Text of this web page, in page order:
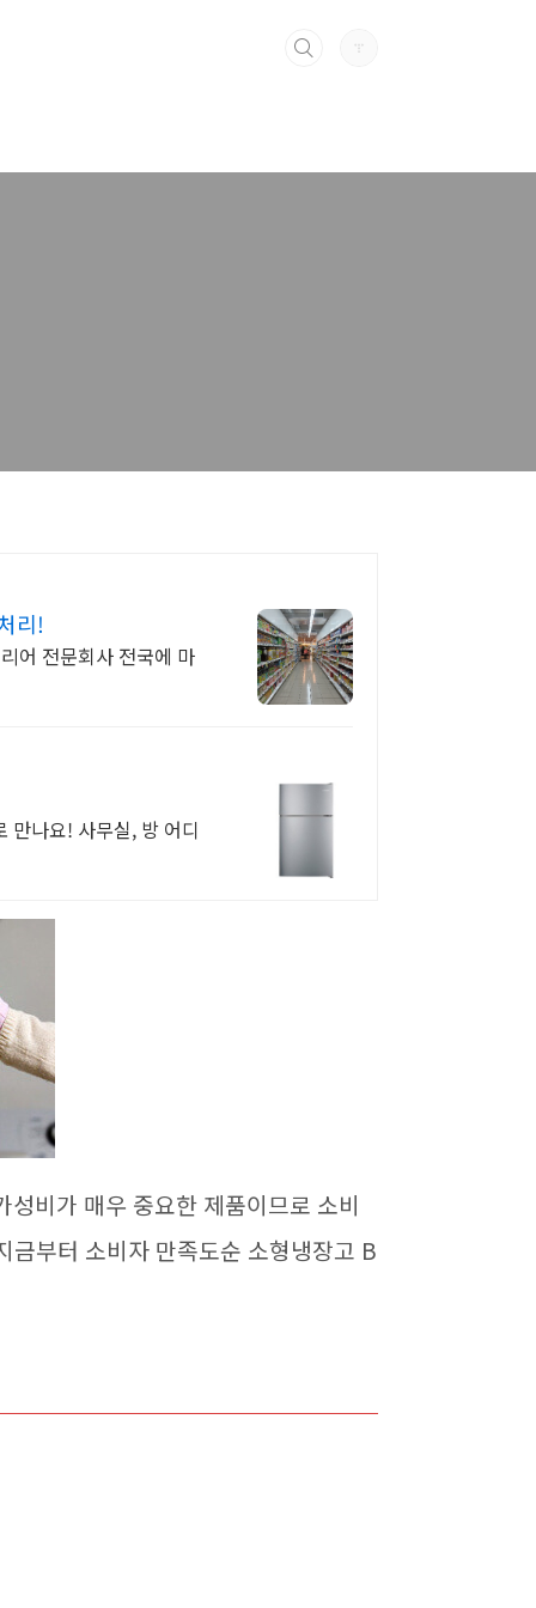
리!
어 전문회사 전국에 마
만나요! 사무실, 방 어디
비가 매우 중요한 제품이므로 소비
부터 소비자 만족도순 소형냉장고 B